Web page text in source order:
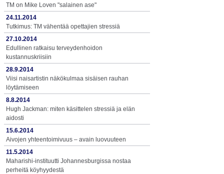
TM on Mike Loven "salainen ase"
24.11.2014
Tutkimus: TM vähentää opettajien stressiä
27.10.2014
Edullinen ratkaisu terveydenhoidon
kustannuskriisiin
28.9.2014
Viisi naisartistin näkökulmaa sisäisen rauhan
löytämiseen
8.8.2014
Hugh Jackman: miten käsittelen stressiä ja elän
aidosti
15.6.2014
Aivojen yhteentoimivuus – avain luovuuteen
11.5.2014
Maharishi-instituutti Johannesburgissa nostaa
perheitä köyhyydestä